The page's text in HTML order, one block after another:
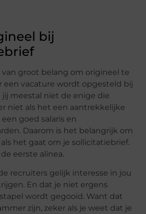
bij
van groot belang om origineel te
een vacature wordt opgesteld bij
jij meestal niet de enige die
niet als het een aantrekkelijke
goed salaris en
Daarom is het belangrijk om
het gaat om je sollicitatiebrief.
eerste alinea.
recruiters gelijk interesse in jou
En dat je niet ergens
wordt gegooid. Want dat
zijn, zeker als je weet dat je